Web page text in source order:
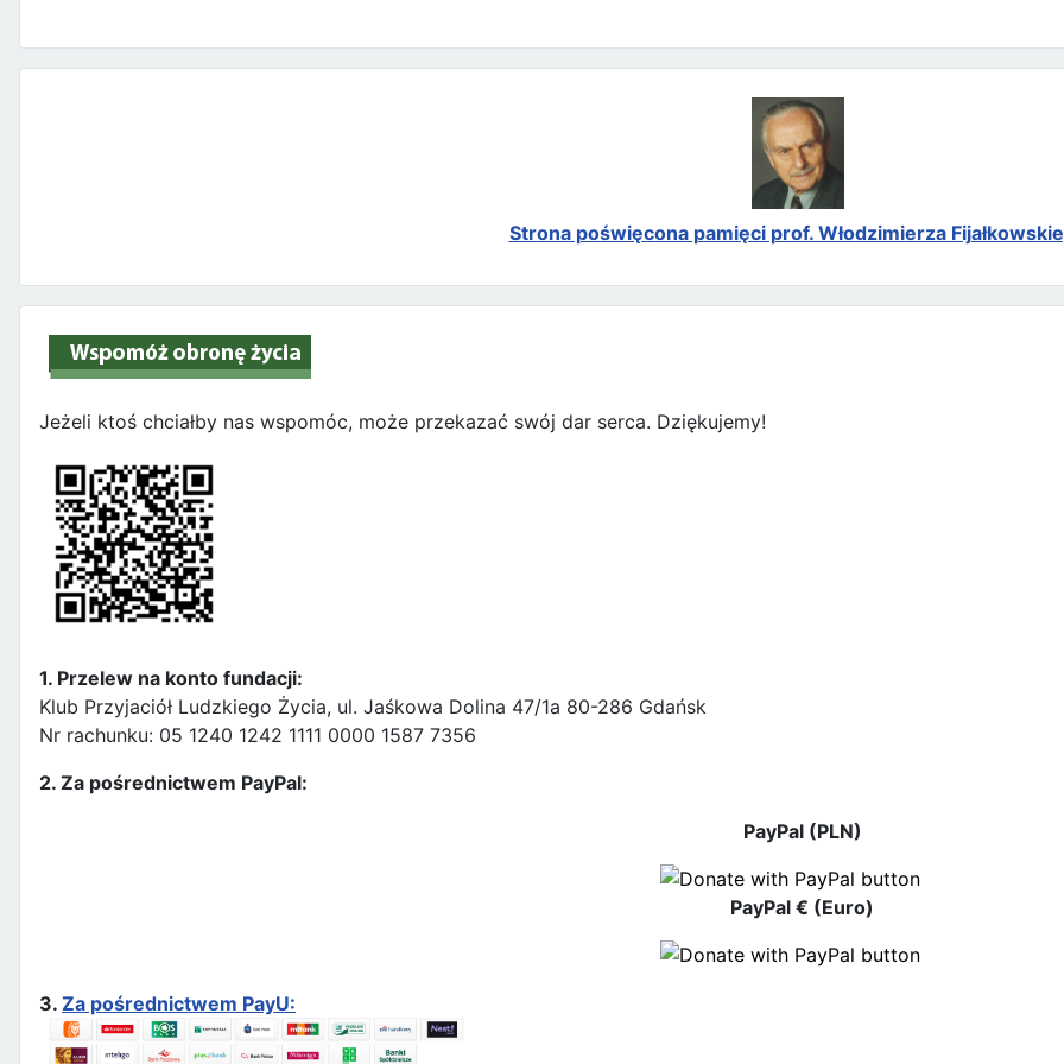
Strona poświęcona pamięci prof. Włodzimierza
Jeżeli ktoś chciałby nas wspomóc, może przekazać swój dar serca. Dziękujemy!
1. Przelew na konto fundacji:
Klub Przyjaciół Ludzkiego Życia, ul. Jaśkowa Dolina 47/1a 80-286 Gdańsk
Nr rachunku: 05 1240 1242 1111 0000 1587 7356
2. Za pośrednictwem PayPal:
PayPal (PLN)
PayPal € (Euro)
3. Za pośrednictwem PayU: